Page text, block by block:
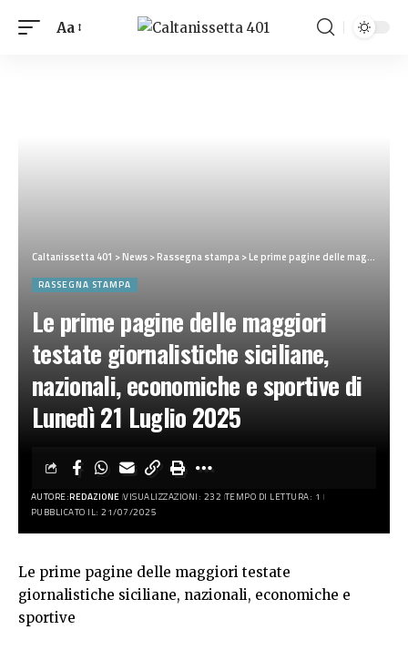
Aa
Caltanissetta 401 >News>Rassegna stampa>Le prime pagine delle maggiori testate giornalistiche siciliane, nazionali, economiche e sportive di Lunedì 21 Luglio 2025
RASSEGNA STAMPA
Le prime pagine delle maggiori
testate giornalistiche siciliane,
nazionali, economiche e sportive di
Lunedì 21 Luglio 2025
AUTORE:REDAZIONE VISUALIZZAZIONI: 232 TEMPO DI LETTURA: 1
PUBBLICATO IL: 21/07/2025
Le prime pagine delle maggiori testate
giornalistiche siciliane, nazionali, economiche e
sportive